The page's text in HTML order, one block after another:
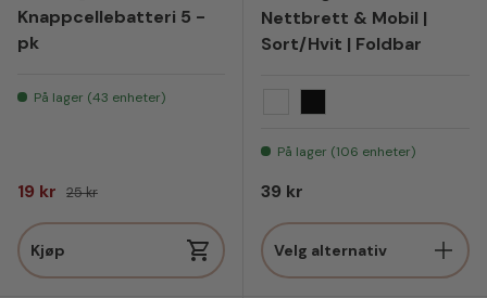
Knappcellebatteri 5 -
pk
På lager (43 enheter)
Salgspris
19 kr Vanlig pris
25 kr
Kjøp
Nettbrett & Mobil |
Sort/Hvit | Foldbar
På lager (106 enheter)
Vanlig pris
39 kr
Velg alternativ